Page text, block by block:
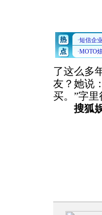
了这么多
友？她说
买。”字里
搜狐娱